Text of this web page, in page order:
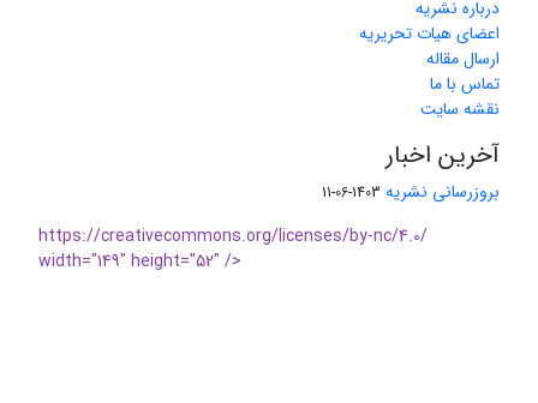
درباره نشریه
اعضای هیات تحریریه
ارسال مقاله
تماس با ما
نقشه سایت
آخرین اخبار
بروزرسانی نشریه 1403-06-11
https://creativecommons.org/licenses/by-nc/4.0/
width="149" height="52" />